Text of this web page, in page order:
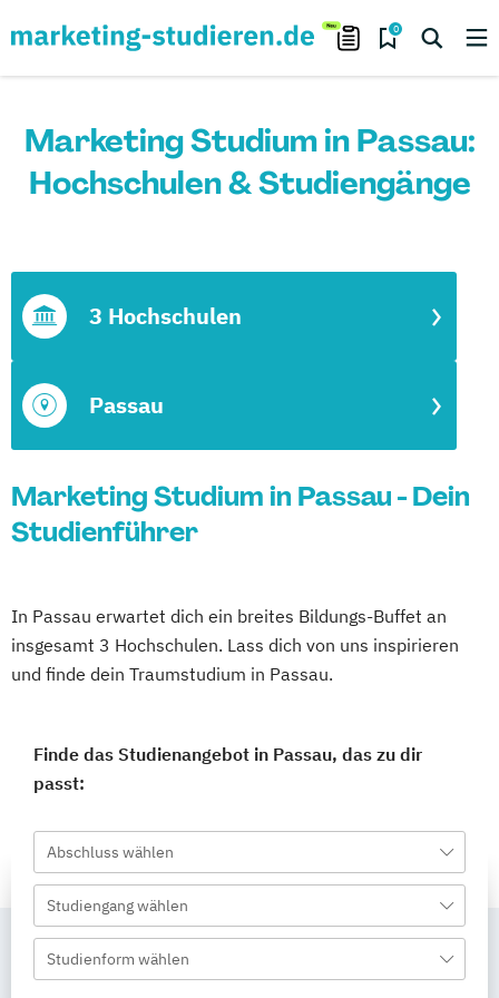
0
Marketing Studium in Passau:
Hochschulen & Studiengänge
Passau
3 Hochschulen
Marketing Studium in Passau - Dein
Studienführer
In Passau erwartet dich ein breites Bildungs-Buffet an
insgesamt 3 Hochschulen. Lass dich von uns inspirieren
und finde dein Traumstudium in Passau.
Finde das Studienangebot in Passau, das zu dir
passt:
Abschluss wählen
Studiengang wählen
Studienform wählen